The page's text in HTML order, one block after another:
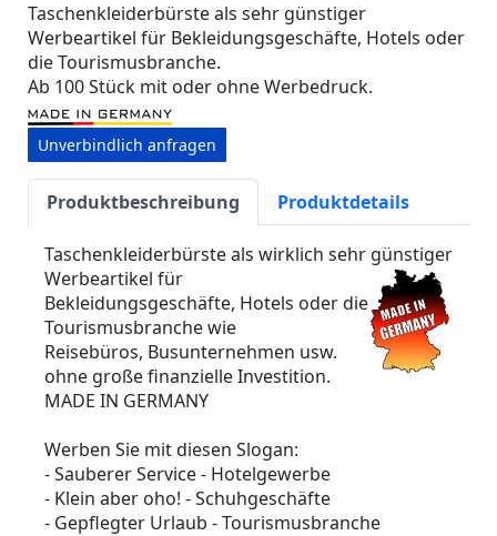
Taschenkleiderbürste als sehr günstiger
Werbeartikel für Bekleidungsgeschäfte, Hotels oder
die Tourismusbranche.
Ab 100 Stück mit oder ohne Werbedruck.
Unverbindlich anfragen
Produktbeschreibung Produktdetails
Taschenkleiderbürste als wirklich sehr günstiger
Werbeartikel für
Bekleidungsgeschäfte, Hotels oder die
Tourismusbranche wie
Reisebüros, Busunternehmen usw.
ohne große finanzielle Investition.
MADE IN GERMANY
Werben Sie mit diesen Slogan:
- Sauberer Service - Hotelgewerbe
- Klein aber oho! - Schuhgeschäfte
- Gepflegter Urlaub - Tourismusbranche